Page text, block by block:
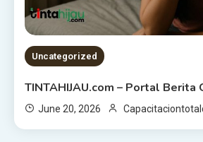
Uncategorized
TINTAHIJAU.com – Portal Berita
June 20, 2026